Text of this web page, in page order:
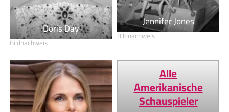
Doris Day
Bildnachweis
Jennifer Jones
Bildnachweis
Alle
Amerikanische
Schauspieler